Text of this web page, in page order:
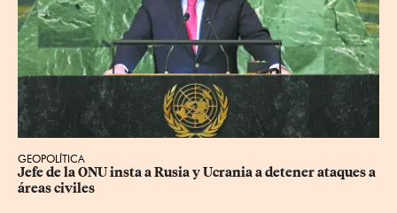
GEOPOLÍTICA
Jefe de la ONU insta a Rusia y Ucrania a detener ataques a
áreas civiles